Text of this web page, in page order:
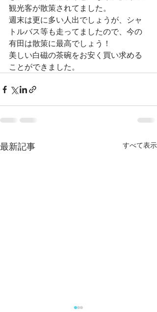
観光客が散策されてました。
週末は更に多い人出でしょうが、シャ
トルバス等も走ってましたので、今の
有田は散策に最高でしょう！
美しい白磁の茶碗をお安く買い求める
ことができました。
最新記事 すべて表示